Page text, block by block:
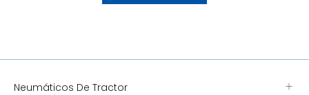
Neumáticos De Tractor